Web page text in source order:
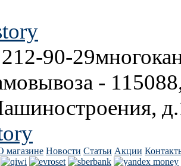
90-29
-
магазине Новости Статьи Акции